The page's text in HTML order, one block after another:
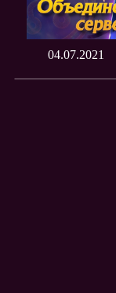
04.07.2021